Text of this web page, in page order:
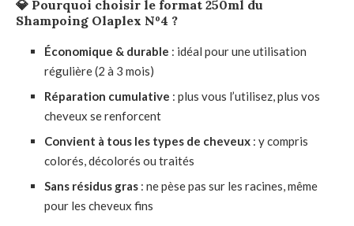
💎 Pourquoi choisir le format 250ml du
Shampoing Olaplex Nº4 ?
Économique & durable : idéal pour une utilisation
régulière (2 à 3 mois)
Réparation cumulative : plus vous l’utilisez, plus vos
cheveux se renforcent
Convient à tous les types de cheveux : y compris
colorés, décolorés ou traités
Sans résidus gras : ne pèse pas sur les racines, même
pour les cheveux fins